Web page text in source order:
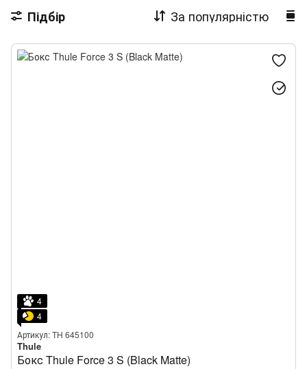
Підбір За популярністю
4
4
Артикул: TH 645100
Thule
Бокс Thule Force 3 S (Black Matte)